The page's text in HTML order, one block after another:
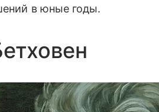
в юные годы.